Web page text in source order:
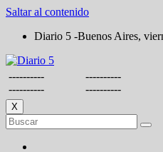
Saltar al contenido
Diario 5 -Buenos Aires,
----------
----------
----------
----------
X